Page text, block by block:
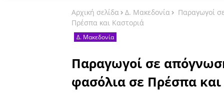
Αρχική σελίδα Δ. Μακεδονία
Παραγωγοί
Πρέσπα και Καστοριά
Δ. Μακεδονία
Παραγωγοί σε
φασόλια σε Πρέσπα και